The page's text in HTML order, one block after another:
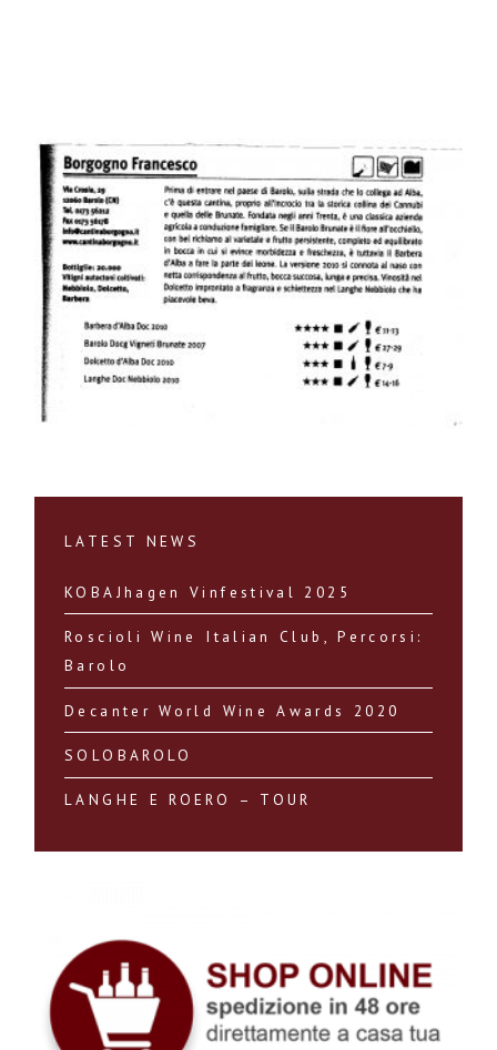
LATEST NEWS
KOBAJhagen Vinfestival 2025
Roscioli Wine Italian Club, Percorsi:
Barolo
Decanter World Wine Awards 2020
SOLOBAROLO
LANGHE E ROERO – TOUR